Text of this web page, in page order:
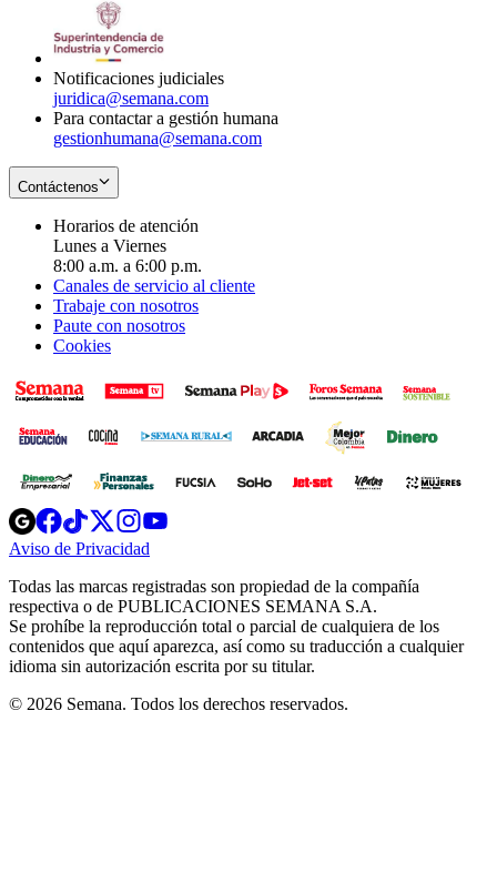
Notificaciones judiciales
juridica@semana.com
Para contactar a gestión humana
gestionhumana@semana.com
Contáctenos
Horarios de atención
Lunes a Viernes
8:00 a.m. a 6:00 p.m.
Canales de servicio al cliente
Trabaje con nosotros
Paute con nosotros
Cookies
Opens
in
new
Opens
in
new
Opens
in
new
window
Opens
new
windowwindow
Aviso de Privacidad
new
window
Todas las marcas registradas son propiedad de la compañía
respectiva o de PUBLICACIONES SEMANA S.A.
Se prohíbe la reproducción total o parcial de cualquiera de los
contenidos que aquí aparezca, así como su traducción a cualquier
idioma sin autorización escrita por su titular.
© 2026 Semana. Todos los derechos reservados.